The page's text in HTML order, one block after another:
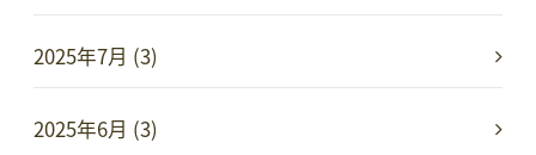
2025年7月 (3)
2025年6月 (3)